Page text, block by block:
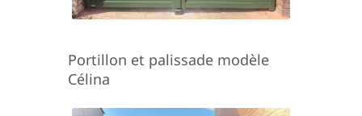
Portillon et palissade modèle
Célina